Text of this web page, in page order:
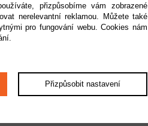
přizpůsobíme vám zobrazené
nerelevantní reklamou. Můžete také
pro fungování webu. Cookies nám
Přizpůsobit nastavení